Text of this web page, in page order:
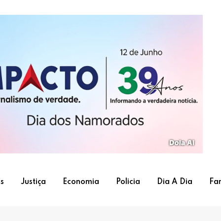
Justiça Economia Policia Dia A Dia